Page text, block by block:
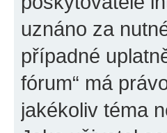
uznáno za
případné
fórum“ má
jakékoliv téma